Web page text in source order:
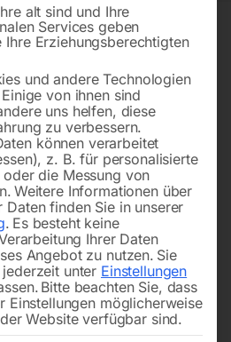
alt sind und Ihre
Services geben
Ihre Erziehungsberechtigten
und andere Technologien
von ihnen sind
uns helfen, diese
zu verbessern.
können verarbeitet
z. B. für personalisierte
die Messung von
Weitere Informationen über
Daten finden Sie in unserer
. Es besteht keine
Ihrer Daten
Angebot zu nutzen. Sie
unter Einstellungen
Bitte beachten Sie, dass
Einstellungen möglicherweise
Website verfügbar sind.